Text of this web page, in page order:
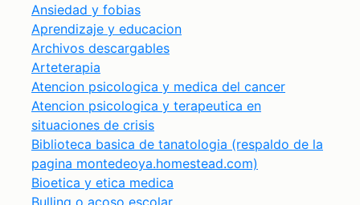
Ansiedad y fobias
Aprendizaje y educacion
Archivos descargables
Arteterapia
Atencion psicologica y medica del cancer
Atencion psicologica y terapeutica en
situaciones de crisis
Biblioteca basica de tanatologia (respaldo de la
pagina montedeoya.homestead.com)
Bioetica y etica medica